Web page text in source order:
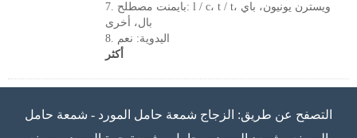
7. بايمنت مصطلح: l / c، t / t، ويسترن يونيون، باي
بال، أخرى
8. اليدوية: نعم
أكثر
التصفح عن طريق: الزجاج شمعة حامل المورد - شمعة حامل